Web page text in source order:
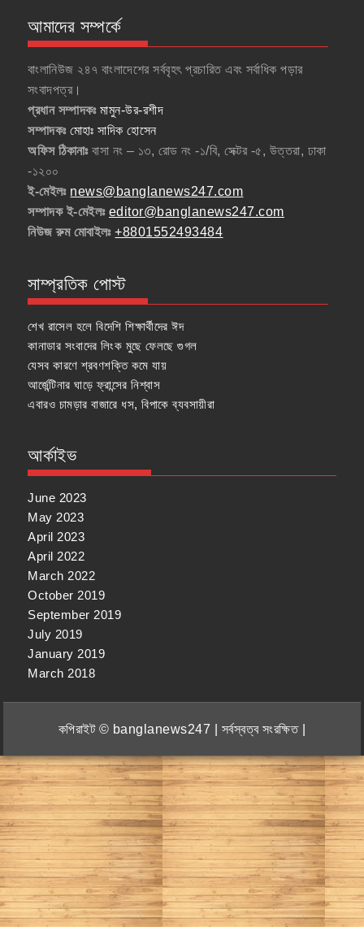
আমাদের সম্পর্কে
বাংলানিউজ ২৪৭ বাংলাদেশের সর্ববৃহৎ প্রচারিত এবং সর্বাধিক পড়ার
সংবাদপত্র।
প্রধান সম্পাদকঃমামুন-উর-রশীদ
সম্পাদকঃ মোহাঃ সাদিক হোসেন
অফিস ঠিকানাঃবাসা নং – ১৩, রোড নং -১/বি, সেক্টর -৫, উত্তরা, ঢাকা
-১২০০
ই-মেইলঃ news@banglanews247.com
সম্পাদক ই-মেইলঃ editor@banglanews247.com
নিউজ রুম মোবাইলঃ+8801552493484
সাম্প্রতিক পোস্ট
শেখ রাসেল হলে বিদেশি শিক্ষার্থীদের ঈদ
কানাডার সংবাদের লিংক মুছে ফেলছে গুগল
যেসব কারণে শ্রবণশক্তি কমে যায়
আর্জেন্টিনার ঘাড়ে ফ্রান্সের নিশ্বাস
এবারও চামড়ার বাজারে ধস, বিপাকে ব্যবসায়ীরা
আর্কাইভ
June 2023
May 2023
April 2023
April 2022
March 2022
October 2019
September 2019
July 2019
January 2019
March 2018
কপিরাইট © banglanews247 | সর্বস্বত্ব সংরক্ষিত |